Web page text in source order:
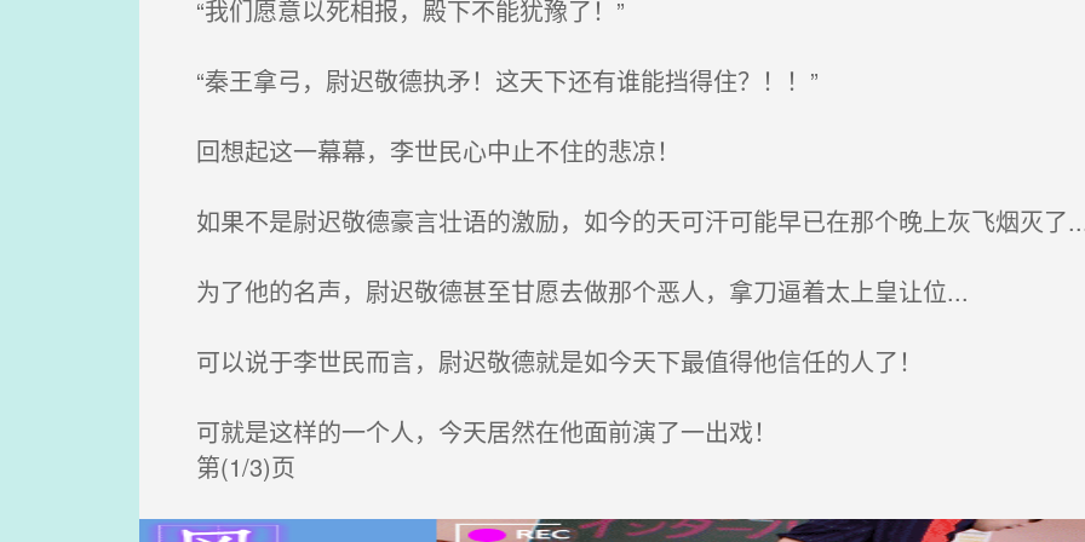
“我们愿意以死相报，殿下不能犹豫了！”
“秦王拿弓，尉迟敬德执矛！这天下还有谁能挡得住？！！”
回想起这一幕幕，李世民心中止不住的悲凉！
如果不是尉迟敬德豪言壮语的激励，如今的天可汗可能早已在那个晚上灰飞烟灭了
为了他的名声，尉迟敬德甚至甘愿去做那个恶人，拿刀逼着太上皇让位...
可以说于李世民而言，尉迟敬德就是如今天下最值得他信任的人了！
可就是这样的一个人，今天居然在他面前演了一出戏！
第(1/3)页